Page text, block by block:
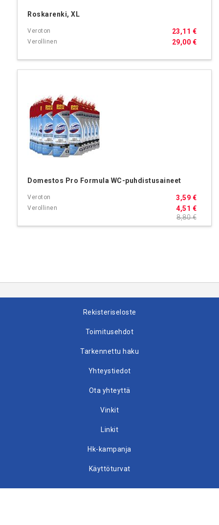
Roskarenki, XL
29,00 €
23,11 €
Domestos Pro Formula WC-puhdistusaineet
4,51 €
3,59 €
8,80 €
Rekisteriseloste
Toimitusehdot
Tarkennettu haku
Yhteystiedot
Ota yhteyttä
Vinkit
Linkit
Hk-kampanja
Käyttöturvat